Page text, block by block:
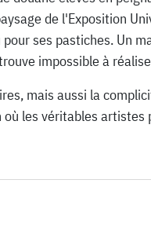
de l'Exposition
ses pastiches. Un
impossible à
mais aussi la
les véritables artistes